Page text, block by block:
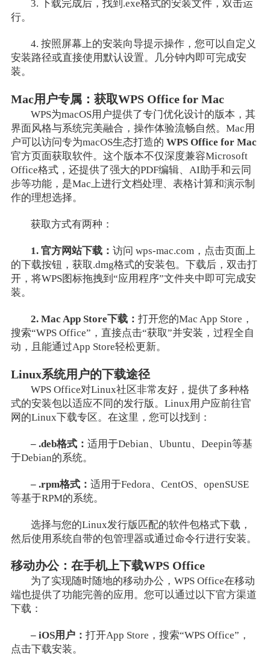
3. 下载完成后，找到.exe格式的安装文件，双击运
行。
4. 按照屏幕上的安装向导提示操作，您可以自定义
安装路径或直接使用默认设置。几分钟内即可完成安
装。
Mac用户专属：获取WPS Office for Mac
WPS为macOS用户提供了专门优化设计的版本，其
界面风格与系统完美融合，操作体验流畅自然。Mac用
户可以访问专为macOS生态打造的 WPS Office for Mac
官方页面获取软件。这个版本不仅深度兼容Microsoft
Office格式，还提供了强大的PDF编辑、AI助手和云同
步等功能，是Mac上进行文档处理、表格计算和演示制
作的理想选择。
获取方式有两种：
1. 官方网站下载：访问 wps-mac.com，点击页面上
的下载按钮，获取.dmg格式的安装包。下载后，双击打
开，将WPS图标拖拽到“应用程序”文件夹中即可完成安
装。
2. Mac App Store下载：打开您的Mac App Store，
搜索“WPS Office”，直接点击“获取”并安装，过程全自
动，且能通过App Store轻松更新。
Linux系统用户的下载途径
WPS Office对Linux社区非常友好，提供了多种格
式的安装包以适应不同的发行版。Linux用户应前往官
网的Linux下载专区。在这里，您可以找到：
– .deb格式：适用于Debian、Ubuntu、Deepin等基
于Debian的系统。
– .rpm格式：适用于Fedora、CentOS、openSUSE
等基于RPM的系统。
选择与您的Linux发行版匹配的软件包格式下载，
然后使用系统自带的包管理器或通过命令行进行安装。
移动办公：在手机上下载WPS Office
为了实现随时随地的移动办公，WPS Office在移动
端也提供了功能完善的应用。您可以通过以下官方渠道
下载：
– iOS用户：打开App Store，搜索“WPS Office”，
点击下载安装。